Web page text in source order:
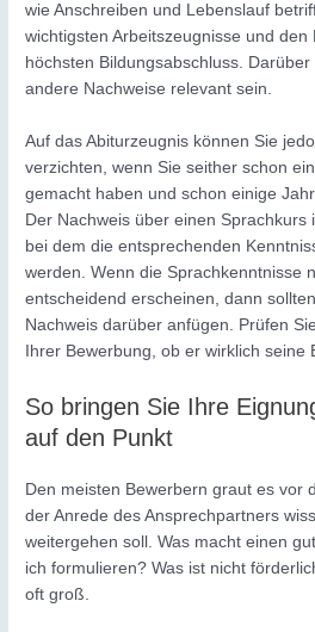
wie Anschreiben und Lebenslauf
wichtigsten Arbeitszeugnisse und den
höchsten Bildungsabschluss.
andere Nachweise relevant sein.
Auf das Abiturzeugnis können Sie
verzichten, wenn Sie seither schon
gemacht haben und schon einige
Der Nachweis über einen Sprachkurs
bei dem die entsprechenden
werden. Wenn die Sprachkenntnisse
entscheidend erscheinen, dann
Nachweis darüber anfügen. Prüfen
Ihrer Bewerbung, ob er wirklich seine
So bringen Sie Ihre
auf den Punkt
Den meisten Bewerbern graut es vor
der Anrede des Ansprechpartners
weitergehen soll. Was macht einen
ich formulieren? Was ist nicht
oft groß.